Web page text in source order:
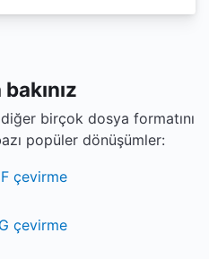
birçok dosya formatını
popüler dönüşümler:
çevirme
çevirme